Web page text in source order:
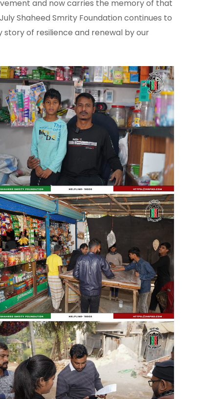
and now carries the memory of that
Shaheed Smrity Foundation continues to
of resilience and renewal by our